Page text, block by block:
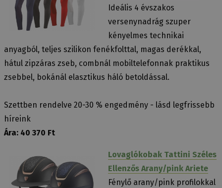
Ideális 4 évszakos
versenynadrág szuper
kényelmes technikai
anyagból, teljes szilikon fenékfolttal, magas derékkal,
hátul zipzáras zseb, combnál mobiltelefonnak praktikus
zsebbel, bokánál elasztikus háló betoldással.
Szettben rendelve 20-30 % engedmény - lásd legfrissebb
híreink
Ára: 40 370 Ft
Lovaglókobak Tattini Széles
Ellenzős Arany/pink Ariete
Fénylő arany/pink profilokkal